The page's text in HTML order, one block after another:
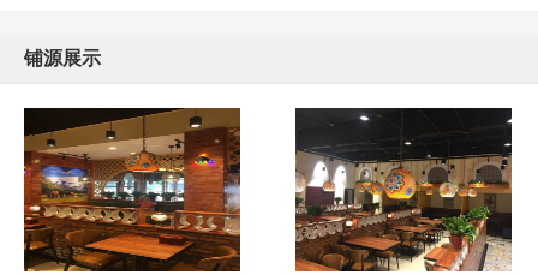
铺源展示